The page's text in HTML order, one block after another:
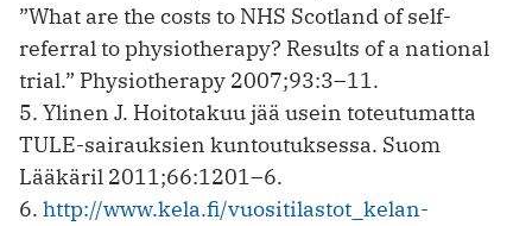
”What are the costs to NHS Scotland of self-
referral to physiotherapy? Results of a national
trial.” Physiotherapy 2007;93:3–11.
5. Ylinen J. Hoitotakuu jää usein toteutumatta
TULE-sairauksien ­kuntoutuksessa. Suom
Lääkäril 2011;66:1201–6.
6. http://www.kela.fi/vuositilastot_kelan-